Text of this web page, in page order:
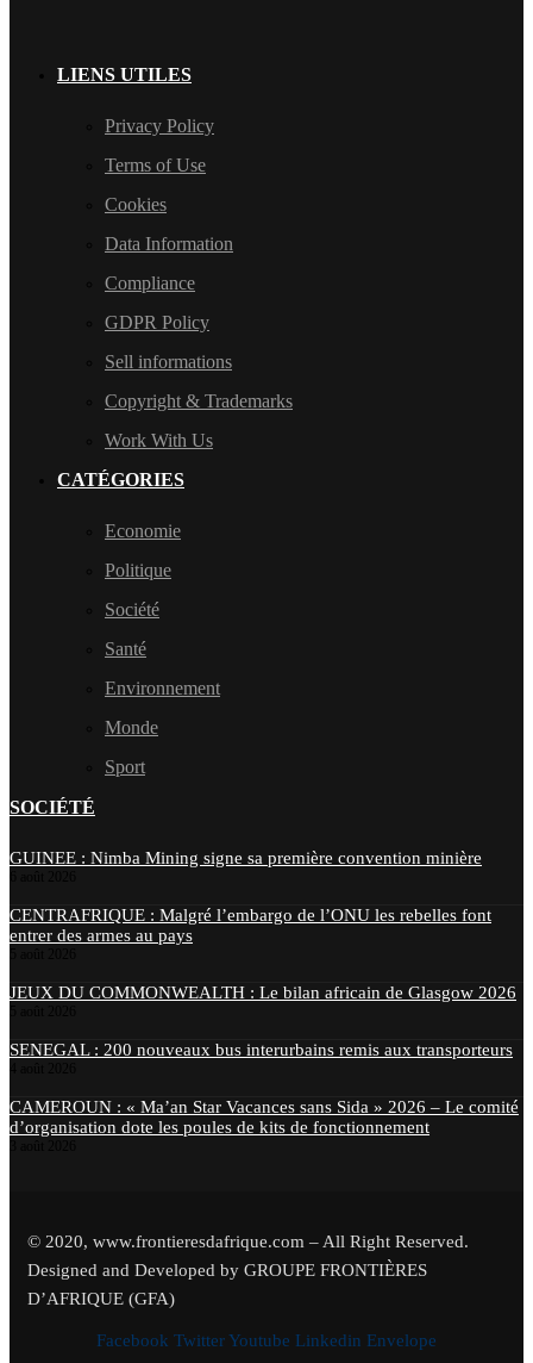
LIENS UTILES
Privacy Policy
Terms of Use
Cookies
Data Information
Compliance
GDPR Policy
Sell informations
Copyright & Trademarks
Work With Us
CATÉGORIES
Economie
Politique
Société
Santé
Environnement
Monde
Sport
SOCIÉTÉ
GUINEE : Nimba Mining signe sa première convention minière
CENTRAFRIQUE : Malgré l’embargo de l’ONU les rebelles font
entrer des armes au pays
JEUX DU COMMONWEALTH : Le bilan africain de Glasgow 2026
SENEGAL : 200 nouveaux bus interurbains remis aux transporteurs
CAMEROUN : « Ma’an Star Vacances sans Sida » 2026 – Le comité
d’organisation dote les poules de kits de fonctionnement
© 2020, www.frontieresdafrique.com – All Right Reserved.
Designed and Developed by GROUPE FRONTIÈRES
D’AFRIQUE (GFA)
Facebook TwitterYoutube Linkedin Envelope